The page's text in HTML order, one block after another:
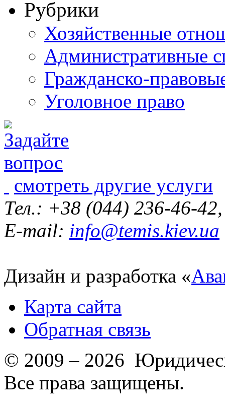
Рубрики
Хозяйственные
Административные
Гражданско-
Уголовное право
смотреть другие услуги
Тел.: +38 (044) 236-46-
E-mail: info@temis.kiev.ua
Дизайн и разработка «
Карта сайта
Обратная связь
© 2009 – 2026
Все права защищены.